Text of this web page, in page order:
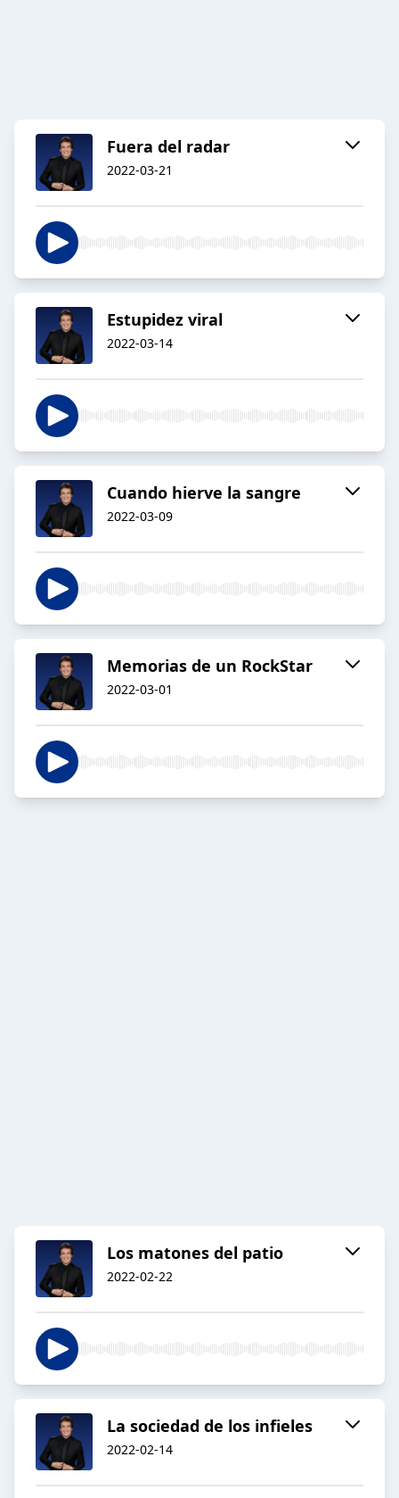
Fuera del radar
2022-03-21
Estupidez viral
2022-03-14
Cuando hierve la sangre
2022-03-09
Memorias de un RockStar
2022-03-01
Los matones del patio
2022-02-22
La sociedad de los infieles
2022-02-14